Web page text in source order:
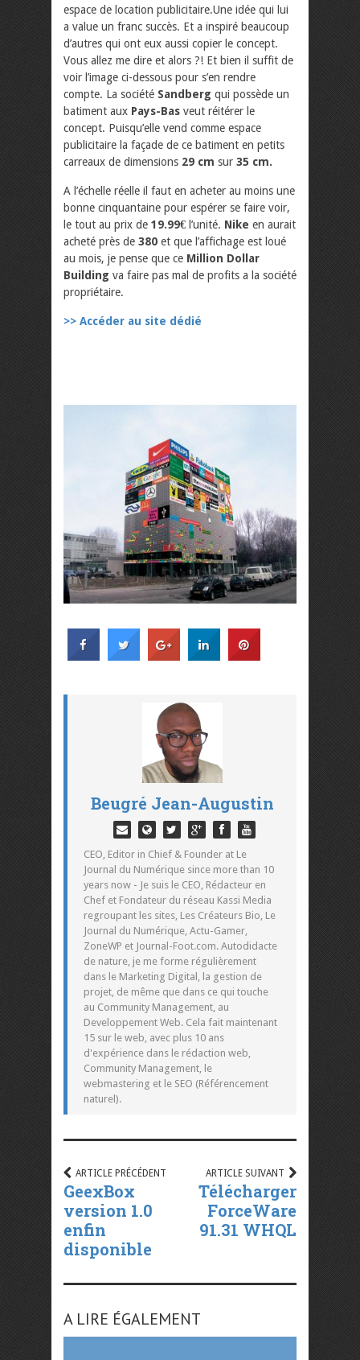
espace de location publicitaire.Une idée qui lui
a value un franc succès. Et a inspiré beaucoup
d’autres qui ont eux aussi copier le concept.
Vous allez me dire et alors ?! Et bien il suffit de
voir l’image ci-dessous pour s’en rendre
compte. La société Sandberg qui possède un
batiment aux Pays-Bas veut réitérer le
concept. Puisqu’elle vend comme espace
publicitaire la façade de ce batiment en petits
carreaux de dimensions 29 cm sur 35 cm.
A l’échelle réelle il faut en acheter au moins une
bonne cinquantaine pour espérer se faire voir,
le tout au prix de 19.99€ l’unité. Nike en aurait
acheté près de 380 et que l’affichage est loué
au mois, je pense que ce Million Dollar
Building va faire pas mal de profits a la société
propriétaire.
>> Accéder au site dédié
Beugré Jean-Augustin
CEO, Editor in Chief & Founder at Le
Journal du Numérique since more than 10
years now - Je suis le CEO, Rédacteur en
Chef et Fondateur du réseau Kassi Media
regroupant les sites, Les Créateurs Bio, Le
Journal du Numérique, Actu-Gamer,
ZoneWP et Journal-Foot.com. Autodidacte
de nature, je me forme régulièrement
dans le Marketing Digital, la gestion de
projet, de même que dans ce qui touche
au Community Management, au
Developpement Web. Cela fait maintenant
15 sur le web, avec plus 10 ans
d'expérience dans le rédaction web,
Community Management, le
webmastering et le SEO (Référencement
naturel).
ARTICLE PRÉCÉDENT
GeexBox
version 1.0
enfin
disponible
ARTICLE SUIVANT
Télécharger
ForceWare
91.31 WHQL
A LIRE ÉGALEMENT